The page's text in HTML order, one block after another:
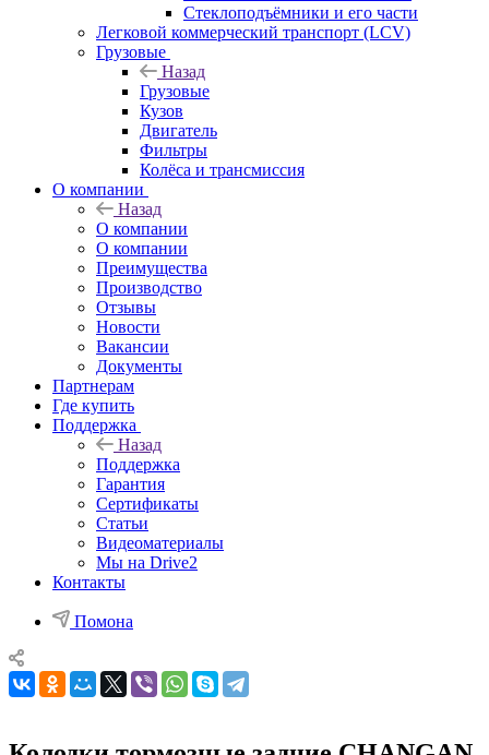
Стеклоподъёмники и его части
Легковой коммерческий транспорт (LCV)
Грузовые
Назад
Грузовые
Кузов
Двигатель
Фильтры
Колёса и трансмиссия
О компании
Назад
О компании
О компании
Преимущества
Производство
Отзывы
Новости
Вакансии
Документы
Партнерам
Где купить
Поддержка
Назад
Поддержка
Гарантия
Сертификаты
Статьи
Видеоматериалы
Мы на Drive2
Контакты
Помона